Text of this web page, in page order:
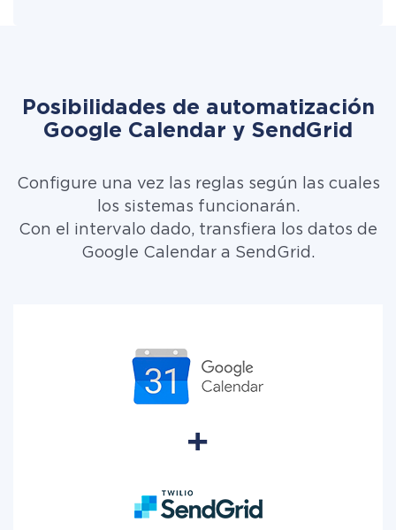
Posibilidades de automatización
Google Calendar y SendGrid
Configure una vez las reglas según las cuales
los sistemas funcionarán.
Con el intervalo dado, transfiera los datos de
Google Calendar a SendGrid.